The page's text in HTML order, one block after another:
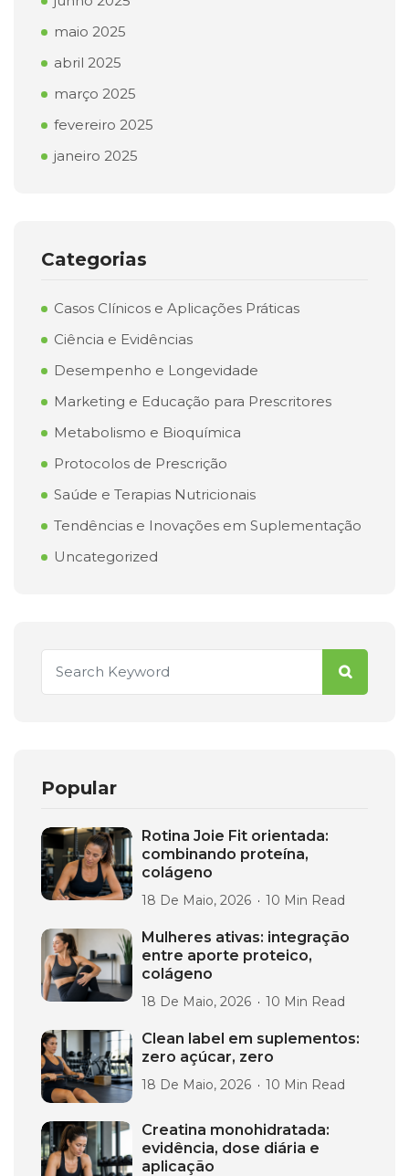
maio 2025
abril 2025
março 2025
fevereiro 2025
janeiro 2025
Categorias
Casos Clínicos e Aplicações Práticas
Ciência e Evidências
Desempenho e Longevidade
Marketing e Educação para Prescritores
Metabolismo e Bioquímica
Protocolos de Prescrição
Saúde e Terapias Nutricionais
Tendências e Inovações em Suplementação
Uncategorized
Popular
Rotina Joie Fit orientada:
combinando proteína,
colágeno
18 De Maio, 2026 10 Min Read
Mulheres ativas: integração
entre aporte proteico,
colágeno
18 De Maio, 2026 10 Min Read
Clean label em suplementos:
zero açúcar, zero
18 De Maio, 2026 10 Min Read
Creatina monohidratada:
evidência, dose diária e
aplicação